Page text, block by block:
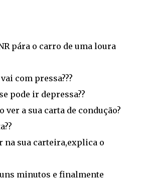
pára o carro de uma loura
com pressa???
pode ir depressa??
ver a sua carta de condução?
na sua carteira,explica o
minutos e finalmente